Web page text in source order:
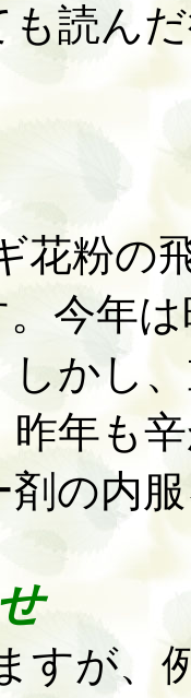
読ん
花粉の
。今年
かし
年も
剤の内
すが、